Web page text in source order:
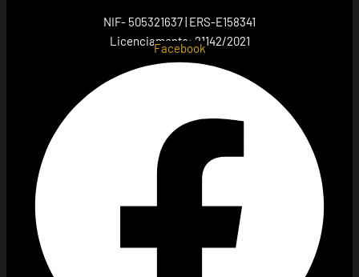
NIF- 505321637 | ERS-E158341
Licenciamento: 21142/2021
Facebook